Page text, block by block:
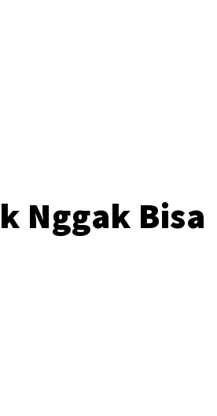
Nggak Bisa